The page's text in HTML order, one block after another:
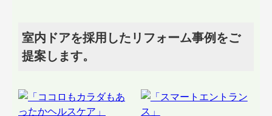
室内ドアを採用したリフォーム事例をご
提案します。